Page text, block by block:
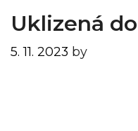
Uklizená
5. 11. 2023 by